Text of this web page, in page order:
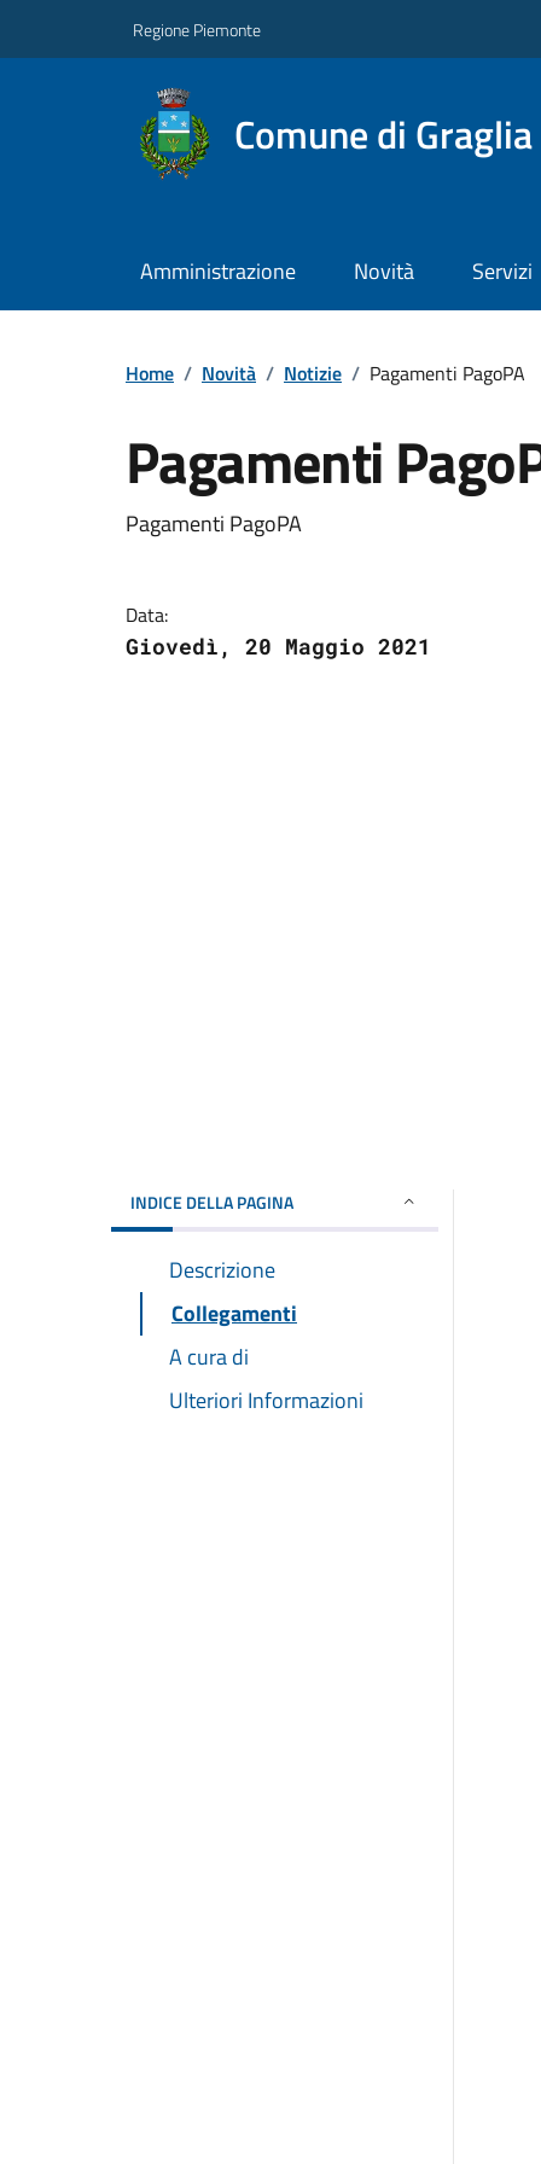
Regione Piemonte
Comune di Graglia
Amministrazione Novità Servizi
Home / Novità / Notizie / Pagamenti PagoPA
Pagamenti
Pagamenti PagoPA
Data:
Giovedì, 20 Maggio 2021
INDICE DELLA PAGINA
Descrizione
Collegamenti
A cura di
Ulteriori Informazioni